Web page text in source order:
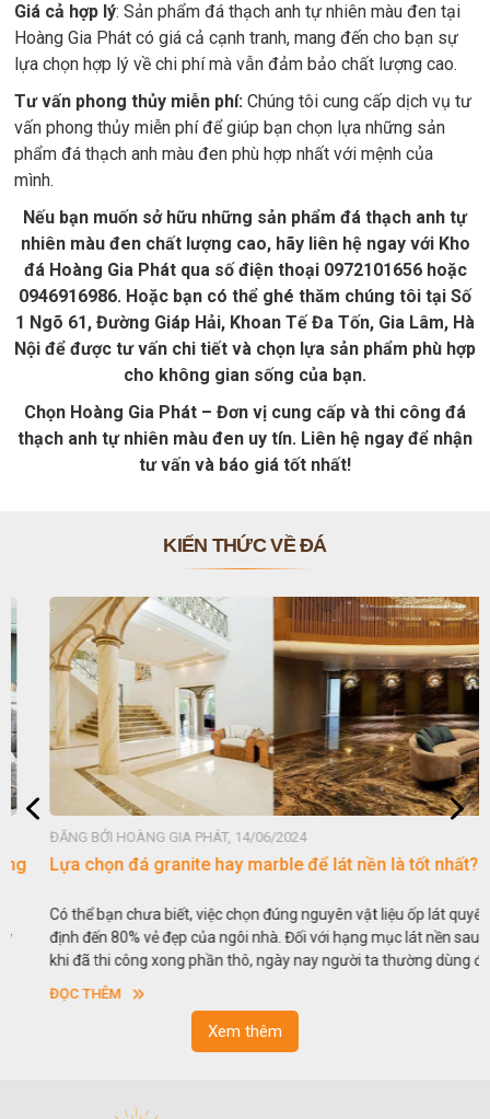
Giá cả hợp lý: Sản phẩm đá thạch anh tự nhiên màu đen tại
Hoàng Gia Phát có giá cả cạnh tranh, mang đến cho bạn sự
lựa chọn hợp lý về chi phí mà vẫn đảm bảo chất lượng cao.
Tư vấn phong thủy miễn phí: Chúng tôi cung cấp dịch vụ tư
vấn phong thủy miễn phí để giúp bạn chọn lựa những sản
phẩm đá thạch anh màu đen phù hợp nhất với mệnh của
mình.
Nếu bạn muốn sở hữu những sản phẩm đá thạch anh tự
nhiên màu đen chất lượng cao, hãy liên hệ ngay với Kho
đá Hoàng Gia Phát qua số điện thoại 0972101656 hoặc
0946916986. Hoặc bạn có thể ghé thăm chúng tôi tại Số
1 Ngõ 61, Đường Giáp Hải, Khoan Tế Đa Tốn, Gia Lâm, Hà
Nội để được tư vấn chi tiết và chọn lựa sản phẩm phù hợp
cho không gian sống của bạn.
Chọn Hoàng Gia Phát – Đơn vị cung cấp và thi công đá
thạch anh tự nhiên màu đen uy tín. Liên hệ ngay để nhận
tư vấn và báo giá tốt nhất!
KIẾN THỨC VỀ ĐÁ
ĐĂNG BỞI HOÀNG GIA PHÁT, 14/06/2024
Lựa chọn đá granite hay marble để lát nền là tốt nhất?
Có thể bạn chưa biết, việc chọn đúng nguyên vật liệu ốp lát quyết
định đến 80% vẻ đẹp của ngôi nhà. Đối với hạng mục lát nền sau
khi đã thi công xong phần thô, ngày nay người ta thường dùng đá
tự nhiên lát nền khá phổ biến. Thế nhưng gia chủ luôn phân vân
giữa việc lựa chọn đá granite hay đá marble lát nền, loại đá nào
tốt hơn? Để làm rõ hơn những thắc mắc, dưới đây chúng tôi sẽ đi
sâu vào phân tích từng loại đá để giúp các gia chủ có cái nhìn
ĐỌC THÊM
Xem thêm